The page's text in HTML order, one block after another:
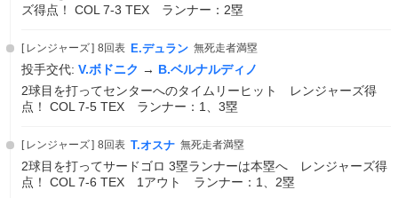
ズ得点！ COL 7-3 TEX ランナー：2塁
レンジャーズ 8回表 E.デュラン 無死走者満塁
投手交代: V.ボドニク → B.ベルナルディノ
2球目を打ってセンターへのタイムリーヒット レンジャーズ得
点！ COL 7-5 TEX ランナー：1、3塁
レンジャーズ 8回表 T.オスナ 無死走者満塁
2球目を打ってサードゴロ 3塁ランナーは本塁へ レンジャーズ得
点！ COL 7-6 TEX 1アウト ランナー：1、2塁